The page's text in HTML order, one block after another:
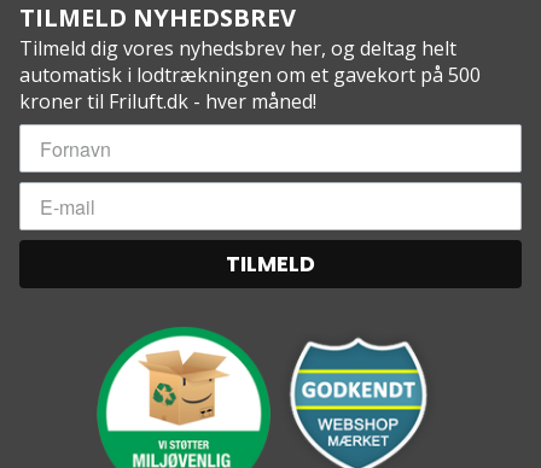
TILMELD NYHEDSBREV
Tilmeld dig vores nyhedsbrev her, og deltag helt
automatisk i lodtrækningen om et gavekort på 500
kroner til Friluft.dk - hver måned!
TILMELD